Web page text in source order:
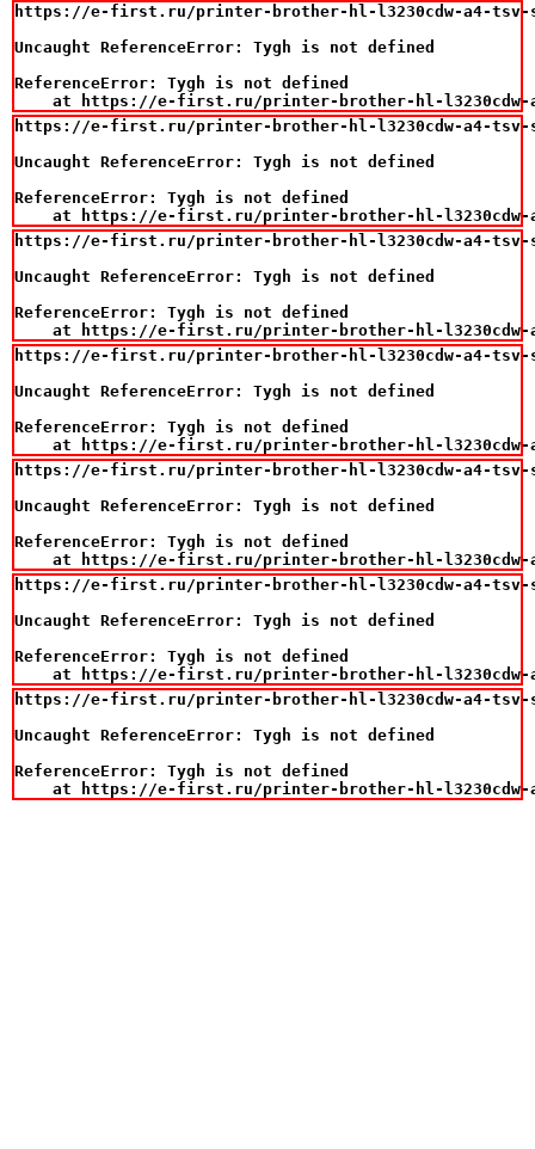
https://e-first.ru/printer-brother-hl-l3230cdw-a4-tsv-
Uncaught ReferenceError: Tygh is not defined
ReferenceError: Tygh is not defined
at https://e-first.ru/printer-brother-hl-
https://e-first.ru/printer-brother-hl-l3230cdw-a4-tsv-
Uncaught ReferenceError: Tygh is not defined
ReferenceError: Tygh is not defined
at https://e-first.ru/printer-brother-hl-
https://e-first.ru/printer-brother-hl-l3230cdw-a4-tsv-
Uncaught ReferenceError: Tygh is not defined
ReferenceError: Tygh is not defined
at https://e-first.ru/printer-brother-hl-
https://e-first.ru/printer-brother-hl-l3230cdw-a4-tsv-
Uncaught ReferenceError: Tygh is not defined
ReferenceError: Tygh is not defined
at https://e-first.ru/printer-brother-hl-
https://e-first.ru/printer-brother-hl-l3230cdw-a4-tsv-
Uncaught ReferenceError: Tygh is not defined
ReferenceError: Tygh is not defined
at https://e-first.ru/printer-brother-hl-
https://e-first.ru/printer-brother-hl-l3230cdw-a4-tsv-
Uncaught ReferenceError: Tygh is not defined
ReferenceError: Tygh is not defined
at https://e-first.ru/printer-brother-hl-
https://e-first.ru/printer-brother-hl-l3230cdw-a4-tsv-
Uncaught ReferenceError: Tygh is not defined
ReferenceError: Tygh is not defined
at https://e-first.ru/printer-brother-hl-